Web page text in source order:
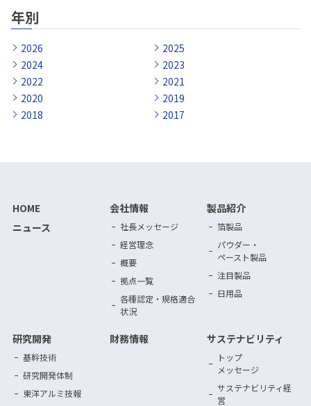
年別
2026
2025
2024
2023
2022
2021
2020
2019
2018
2017
HOME
ニュース
会社情報
社長メッセージ
経営理念
概要
拠点一覧
各種認定・規格適合
状況
製品紹介
箔製品
パウダー・
ペースト製品
注目製品
日用品
研究開発
基幹技術
研究開発体制
東洋アルミ技報
財務情報 サステナビリティ
トップ
メッセージ
サステナビリティ経
営